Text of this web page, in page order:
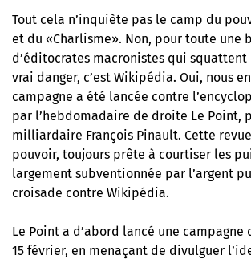
Tout cela n’inquiète pas le camp du
et du «Charlisme». Non, pour toute une
d’éditocrates macronistes qui squattent
vrai danger, c’est Wikipédia. Oui, nous
campagne a été lancée contre
par l’hebdomadaire de droite Le Point,
milliardaire François Pinault. Cette
pouvoir, toujours prête à courtiser les
largement subventionnée par l’argent
croisade contre Wikipédia.
Le Point a d’abord lancé une
15 février, en menaçant de divulguer